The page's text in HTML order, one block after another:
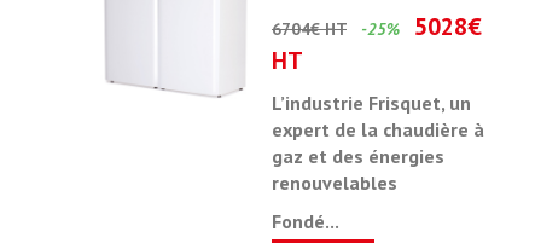
6704€ HT
-25%
5028€
HT
L’industrie Frisquet, un
expert de la chaudière à
gaz et des énergies
renouvelables
Fondé...